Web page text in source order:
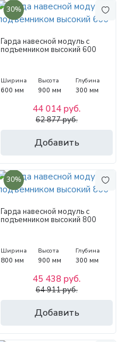
30%
Гарда навесной модуль с
подъемником высокий 600
Ширина
600 мм
Высота
900 мм
Глубина
300 мм
Добавить
44 014 руб.
62 877 руб.
30%
Гарда навесной модуль с
подъемником высокий 800
Ширина
800 мм
Высота
900 мм
Глубина
300 мм
Добавить
45 438 руб.
64 911 руб.